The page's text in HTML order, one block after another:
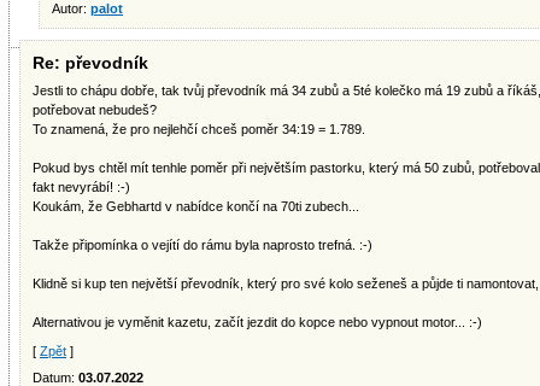
Autor: palot
Re: převodník
Jestli to chápu dobře, tak tvůj převodník má 34 zubů a 5té kolečko má 19 zubů a
potřebovat nebudeš?
To znamená, že pro nejlehčí chceš poměr 34:19 = 1.789.
Pokud bys chtěl mít tenhle poměr při největším pastorku, který má 50 zubů,
fakt nevyrábí! :-)
Koukám, že Gebhartd v nabídce končí na 70ti zubech...
Takže připomínka o vejítí do rámu byla naprosto trefná. :-)
Klidně si kup ten největší převodník, který pro své kolo seženeš a půjde ti
Alternativou je vyměnit kazetu, začít jezdit do kopce nebo vypnout motor... :-)
[ Zpět ]
Datum: 03.07.2022